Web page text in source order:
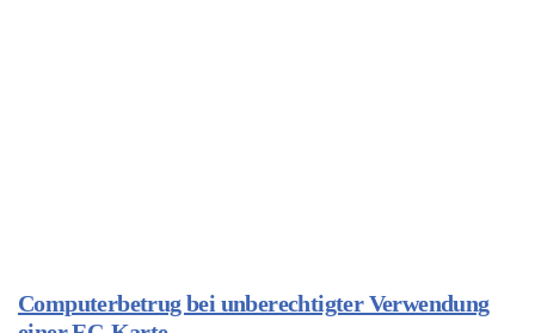
Computerbetrug bei unberechtigter Verwendung